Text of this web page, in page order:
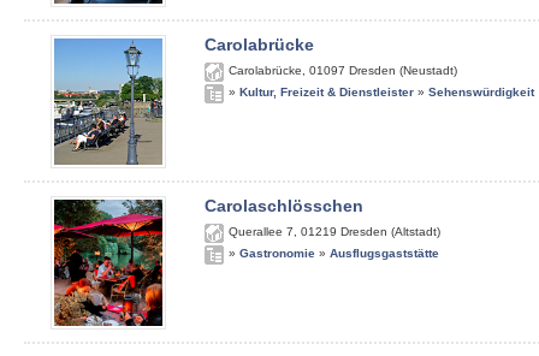
Carolabrücke
Carolabrücke 01097 Dresden (Neustadt)
» Kultur, Freizeit & Dienstleister » Sehenswürdigkeit
Carolaschlösschen
Querallee 7 01219 Dresden (Altstadt)
» Gastronomie » Ausflugsgaststätte